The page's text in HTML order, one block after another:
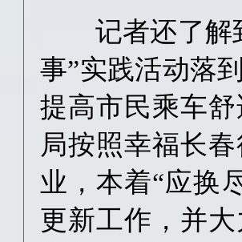
记者还了解到
事”实践活动落
提高市民乘车
局按照幸福长
业，本着“应换
更新工作，并